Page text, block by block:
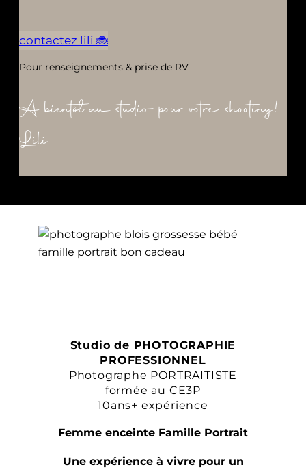
contactez lili 🐞
Pour renseignements & prise de RV
A bientôt au studio pour votre shooting!
Lili
Studio de PHOTOGRAPHIE
PROFESSIONNEL
Photographe PORTRAITISTE
formée au CE3P
10ans+ expérience
Femme enceinte Famille Portrait
Une expérience à vivre pour un